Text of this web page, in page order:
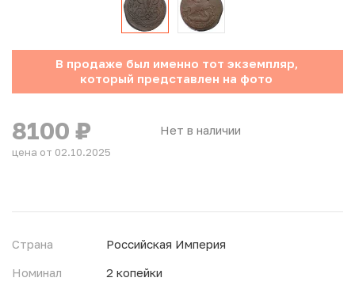
Античные и средневековые монеты
Наборы монет
Инвестиционные монеты
В продаже был именно тот экземпляр,
который представлен на фото
Нет в наличии
8100 ₽
цена от 02.10.2025
Страна
Российская Империя
Номинал
2 копейки